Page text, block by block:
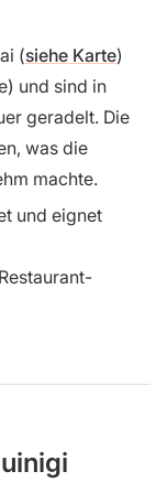
(siehe Karte)
und sind in
geradelt. Die
was die
machte.
und eignet